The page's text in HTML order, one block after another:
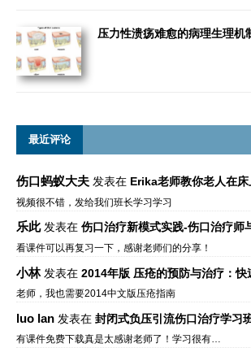
压力性溃疡难愈的病理生理机
最近评论
伤口蚂蚁大夫 发表在 Erika老师教你老人在床上如何左右
视频很不错，发给我们班长学习学习
乐此发表在 伤口治疗新模式实践-伤口治疗师与伤口专
看课件可以再复习一下，感谢老师们的分享！
小林发表在 2014年版 压疮的预防与治疗：快速参考指南 – 中文版、英文版、芬兰语版、葡萄
老师，我也需要2014中文版压疮指南
luo lan 发表在 封闭式负压引流伤口治疗学习班课件资料免费下
有课件免费下载真是太感谢老师了！学习很有…